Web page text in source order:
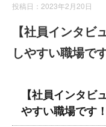
投稿日：2023年2月20日
【社員インタビ
しやすい職場で
【社員インタビ
やすい職場です！